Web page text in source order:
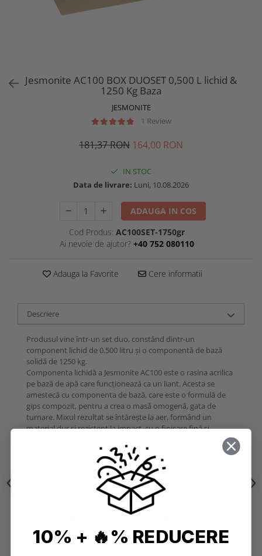
Jesmonite AC100 BOX DUOSET 0,500 L lichid &
1250 Kg Baza
JESMONITE
1 Review
181,37 RON 164,00 RON
IN STOC
Data de livrare: Luni, 10.08.2026
ADAUGA IN COS
Cod Produs: AC100SET-1750gr
Ai nevoie de ajutor? +40 752 080110
Adauga la Favorite Cere informatii
Descriere
Produsul vine într-un set duo, constând dintr-un
component lichid de 0.500 litru și o componentă de bază
solidă de 1250 kg.
Componenta lichidă a Jesmonite AC100 este o rasina acrilica
pe bază de apă care funcționează ca un liant. Acesta se
amestecă cu componenta de bază, care este o formulă de
gips compozit, pentru a crea o masă omogenă, gata de
turnare. Mixul rezultat se întărește la aer, formând un
material dur și rezistent la impact, cu o finisare fină și
Avantajele utilizării Jesmonite AC100 includ rezistența sa
ridicată la compresiune și flexibilitate, precum și capacitatea
de a fi colorat inainte de turnare sau vopsit după întărire.
Materialul este de asemenea rezistent la foc.
Setul Jesmonite AC100 Box Duoset este destinat atât
profesioniștilor, cât și amatorilor, fiind ușor de utilizat
pentru o varietate de proiecte, de la obiecte de artă
decorative la elemente funcționale în designul de interior.
Informatii conformitate produs
10% + 🔥% REDUCERE